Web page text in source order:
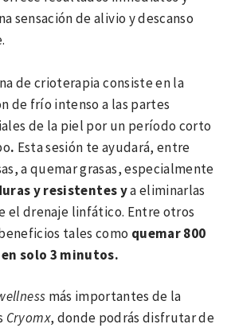
sensación de alivio y descanso
de crioterapia consiste en la
de frío intenso a las partes
de la piel por un período corto
. Esta sesión te ayudará, entre
a quemar grasas, especialmente
y resistentesya eliminarlas
el drenaje linfático. Entre otros
tales como quemar 800
solo 3 minutos.
más importantes de la
Cryomx, donde podrás disfrutar de